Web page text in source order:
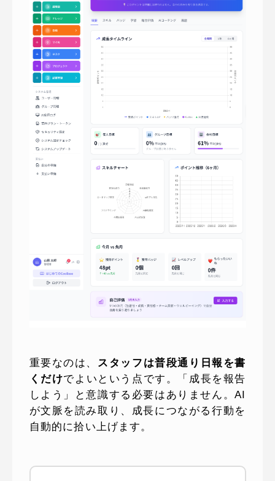
重要なのは、 スタッフは普段通り日報を書
くだけでよいという点です。「成長を報告
しよう」と意識する必要はありません。AI
が文脈を読み取り、成長につながる行動を
自動的に拾い上げます。